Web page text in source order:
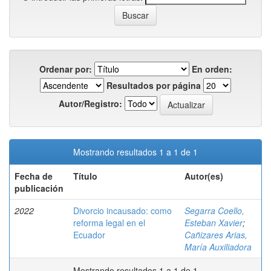
Ordenar por:
En orden:
Resultados por página
Autor/Registro:
Mostrando resultados 1 a 1 de 1
Fecha de
publicación
Título Autor(es)
2022
Divorcio incausado: como
reforma legal en el
Ecuador
Segarra Coello,
Esteban Xavier;
Cañizares Arias,
María Auxiliadora